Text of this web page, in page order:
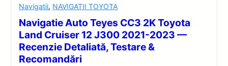
Navigatii, NAVIGATII TOYOTA
Navigatie Auto Teyes CC3 2K Toyota
Land Cruiser 12 J300 2021-2023 —
Recenzie Detaliată, Testare &
Recomandări